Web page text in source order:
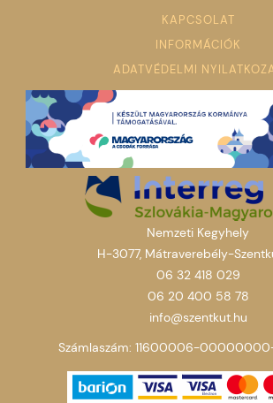
KAPCSOLAT
INFORMÁCIÓK
ADATVÉDELMI
Nemzeti Kegyhely
H-3077, Mátraverebély-
06 32 418 029
06 20 400 58 78
info@szentkut.hu
Számlaszám: 11600006-